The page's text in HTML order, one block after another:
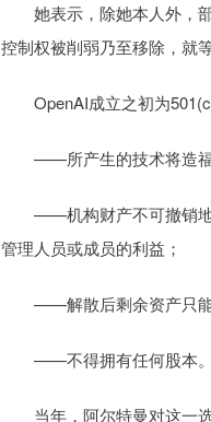
她表示，除她本人外，部
控制权被削弱乃至移除，就
OpenAI成立之初为
——所产生的技术将造福
——机构财产不可撤销地专
管理人员或成员的利益；
——解散后剩余资产只能
——不得拥有任何股本。
当年，阿尔特曼对这一选